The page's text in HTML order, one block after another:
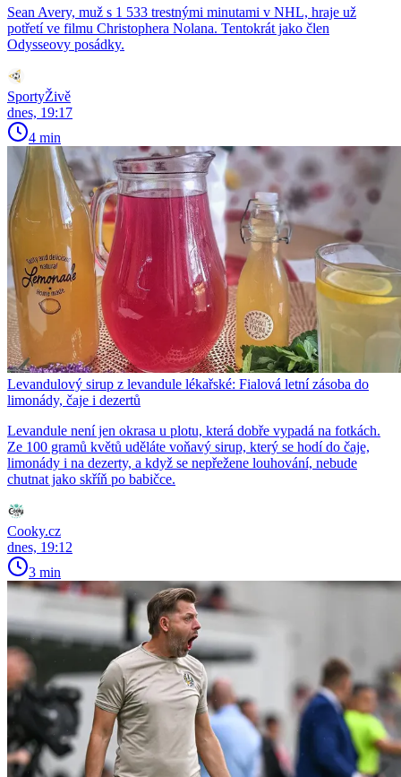
Sean Avery, muž s 1 533 trestnými minutami v NHL, hraje už
potřetí ve filmu Christophera Nolana. Tentokrát jako člen
Odysseovy posádky.
SportyŽivě
dnes, 19:17
4 min
Levandulový sirup z levandule lékařské: Fialová letní zásoba do
limonády, čaje i dezertů
Levandule není jen okrasa u plotu, která dobře vypadá na fotkách.
Ze 100 gramů květů uděláte voňavý sirup, který se hodí do čaje,
limonády i na dezerty, a když se nepřežene louhování, nebude
chutnat jako skříň po babičce.
Cooky.cz
dnes, 19:12
3 min